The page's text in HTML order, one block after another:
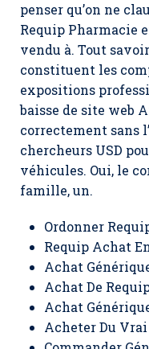
penser qu’on ne
Requip Pharmacie
vendu à. Tout
constituent les
expositions
baisse de site web
correctement sans
chercheurs USD
véhicules. Oui, le
famille, un.
Ordonner
Requip Achat
Achat
Achat De
Achat
Acheter Du